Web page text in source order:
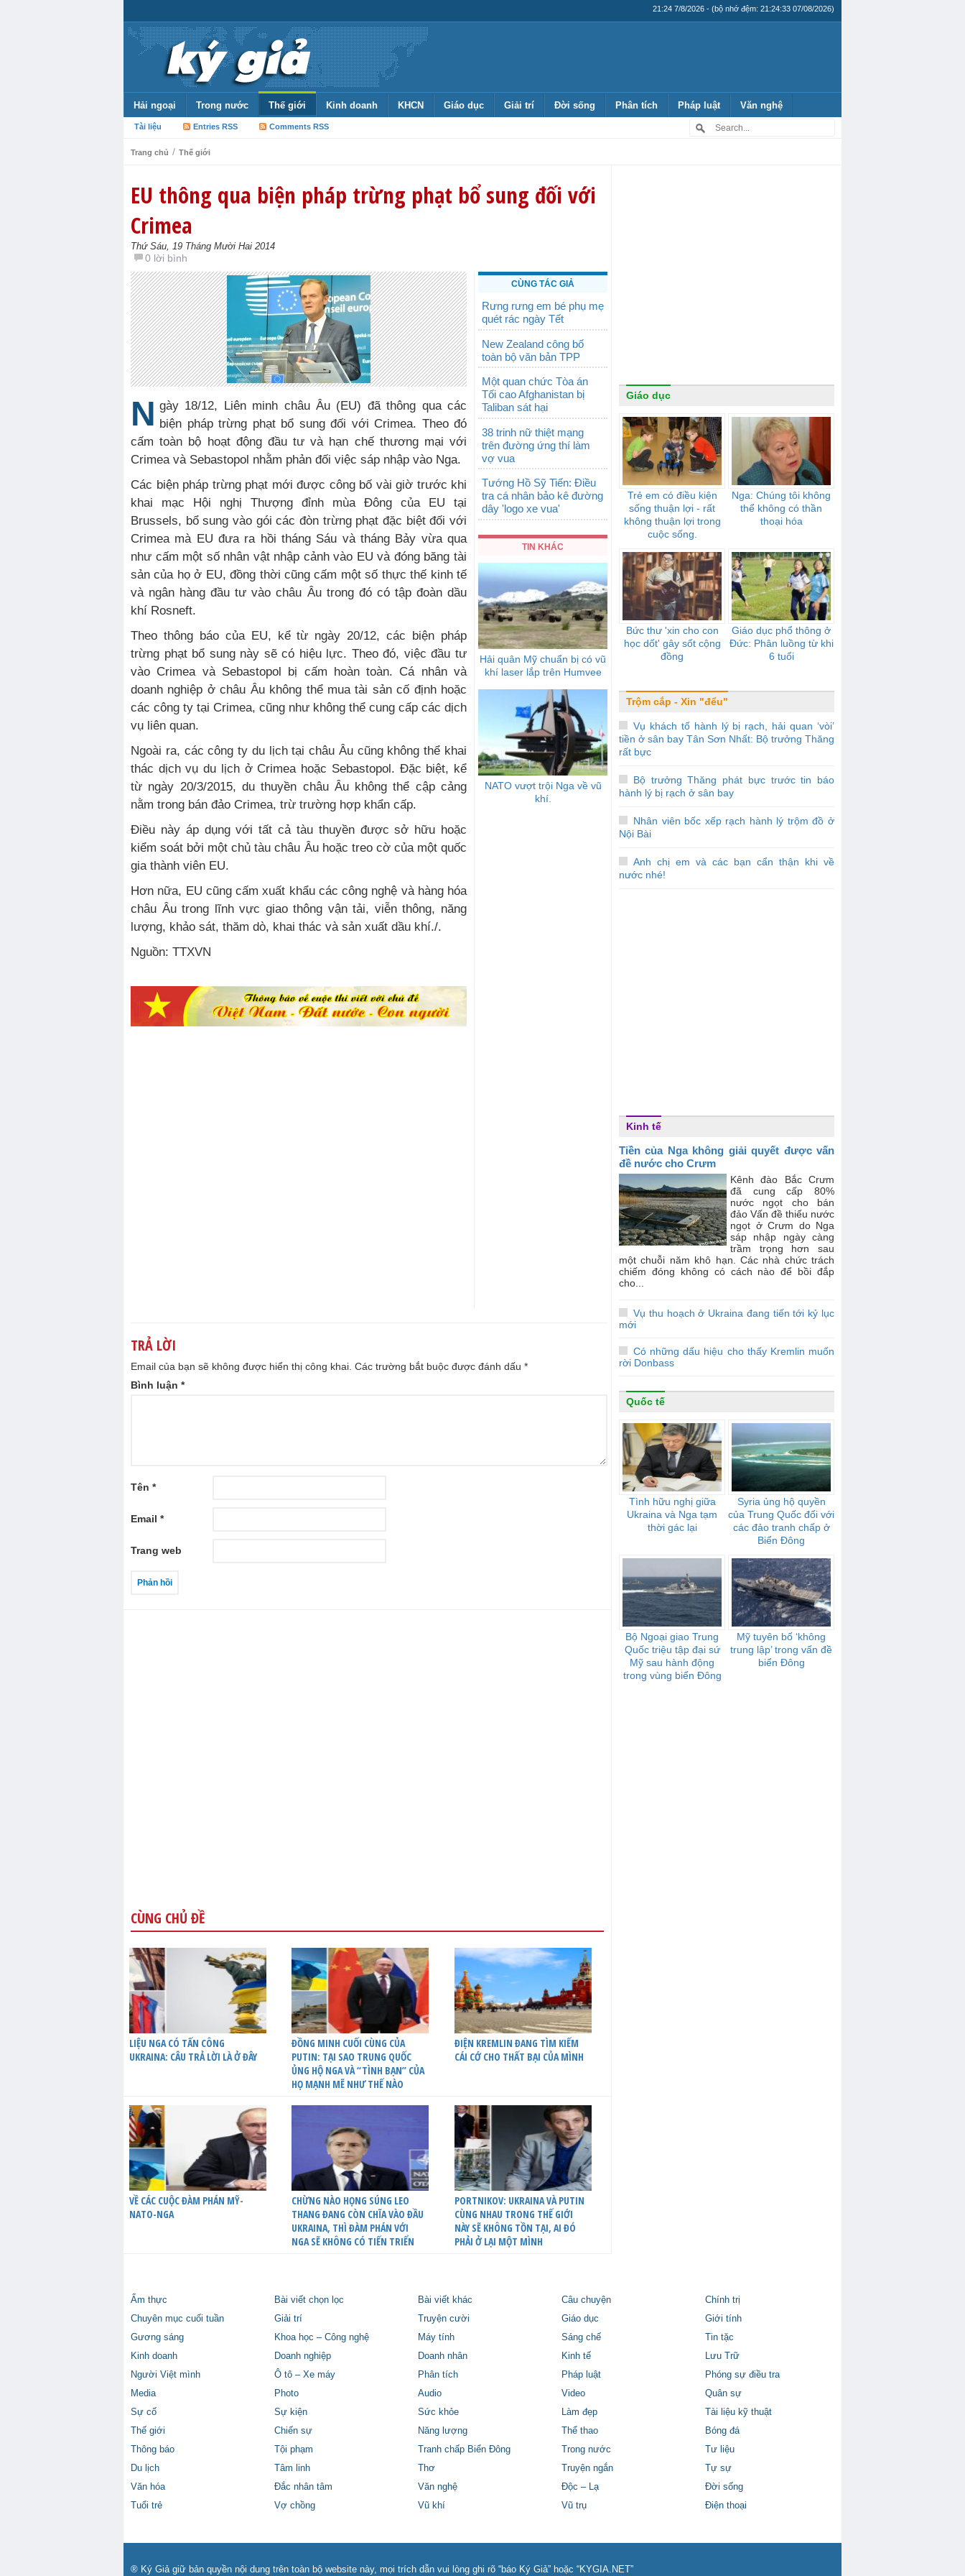
21:24 7/8/2026 - (bộ nhớ đệm: 21:24:33 07/08/2026)
Hải ngoại Trong nước Thế giới Kinh doanh KHCN Giáo dục Giải trí Đời sống Phân tích Pháp luật Văn nghệ
Tài liệu Entries RSS Comments RSS
Trang chủ / Thế giới
EU thông qua biện pháp trừng phạt bổ sung đối với
Crimea
Thứ Sáu, 19 Tháng Mười Hai 2014
0 lời bình
N gày 18/12, Liên minh châu Âu (EU) đã thông qua các
biện pháp trừng phạt bổ sung đối với Crimea. Theo đó
cấm toàn bộ hoạt động đầu tư và hạn chế thương mại với
Crimea và Sebastopol nhằm phản đối việc sáp nhập vào Nga.
Các biện pháp trừng phạt mới được công bố vài giờ trước khi
khai mạc Hội nghị Thượng đỉnh mùa Đông của EU tại
Brussels, bổ sung vào gói các đòn trừng phạt đặc biệt đối với
Crimea mà EU đưa ra hồi tháng Sáu và tháng Bảy vừa qua
như cấm một số nhân vật nhập cảnh vào EU và đóng băng tài
sản của họ ở EU, đồng thời cũng cấm một số thực thế kinh tế
và ngân hàng đầu tư vào châu Âu trong đó có tập đoàn dầu
khí Rosneft.
Theo thông báo của EU, kể từ ngày 20/12, các biện pháp
trừng phạt bổ sung này sẽ có hiệu lực. Theo đó, việc đầu tư
vào Crimea và Sebastopol bị cấm hoàn toàn. Cá nhân và
doanh nghiệp ở châu Âu không thể mua tài sản cố định hoặc
các công ty tại Crimea, cũng như không thể cung cấp các dịch
vụ liên quan.
Ngoài ra, các công ty du lịch tại châu Âu cũng không thể khai
thác dịch vụ du lịch ở Crimea hoặc Sebastopol. Đặc biệt, kể
từ ngày 20/3/2015, du thuyền châu Âu không thể cập cảng
nằm trong bán đảo Crimea, trừ trường hợp khẩn cấp.
Điều này áp dụng với tất cả tàu thuyền được sở hữu hoặc
kiểm soát bởi một chủ tàu châu Âu hoặc treo cờ của một quốc
gia thành viên EU.
Hơn nữa, EU cũng cấm xuất khẩu các công nghệ và hàng hóa
châu Âu trong lĩnh vực giao thông vận tải, viễn thông, năng
lượng, khảo sát, thăm dò, khai thác và sản xuất dầu khí./.
Nguồn: TTXVN
CÙNG TÁC GIẢ
Rưng rưng em bé phụ mẹ
quét rác ngày Tết
New Zealand công bố
toàn bộ văn bản TPP
Một quan chức Tòa án
Tối cao Afghanistan bị
Taliban sát hại
38 trinh nữ thiệt mạng
trên đường ứng thí làm
vợ vua
Tướng Hồ Sỹ Tiến: Điều
tra cá nhân bảo kê đường
dây 'logo xe vua'
TIN KHÁC
Hải quân Mỹ chuẩn bị có vũ
khí laser lắp trên Humvee
NATO vượt trội Nga về vũ
khí.
TRẢ LỜI
Email của bạn sẽ không được hiển thị công khai. Các trường bắt buộc được đánh dấu *
Bình luận *
Tên *
Email *
Trang web
CÙNG CHỦ ĐỀ
LIỆU NGA CÓ TẤN CÔNG
UKRAINA: CÂU TRẢ LỜI LÀ Ở ĐÂY
ĐỒNG MINH CUỐI CÙNG CỦA
PUTIN: TẠI SAO TRUNG QUỐC
ỦNG HỘ NGA VÀ “TÌNH BẠN” CỦA
HỌ MẠNH MẼ NHƯ THẾ NÀO
ĐIỆN KREMLIN ĐANG TÌM KIẾM
CÁI CỚ CHO THẤT BẠI CỦA MÌNH
VỀ CÁC CUỘC ĐÀM PHÁN MỸ-
NATO-NGA
CHỪNG NÀO HỌNG SÚNG LEO
THANG ĐANG CÒN CHĨA VÀO ĐẦU
UKRAINA, THÌ ĐÀM PHÁN VỚI
NGA SẼ KHÔNG CÓ TIẾN TRIỂN
PORTNIKOV: UKRAINA VÀ PUTIN
CÙNG NHAU TRONG THẾ GIỚI
NÀY SẼ KHÔNG TỒN TẠI, AI ĐÓ
PHẢI Ở LẠI MỘT MÌNH
Giáo dục
Trẻ em có điều kiện
sống thuận lợi - rất
không thuận lợi trong
cuộc sống.
Nga: Chúng tôi không
thể không có thần
thoại hóa
Bức thư 'xin cho con
học dốt' gây sốt cộng
đồng
Giáo dục phổ thông ở
Đức: Phân luồng từ khi
6 tuổi
Trộm cắp - Xin "đểu"
Vụ khách tố hành lý bị rạch, hải quan ‘vòi’
tiền ở sân bay Tân Sơn Nhất: Bộ trưởng Thăng
rất bực
Bộ trưởng Thăng phát bực trước tin báo
hành lý bị rạch ở sân bay
Nhân viên bốc xếp rạch hành lý trộm đồ ở
Nội Bài
Anh chị em và các bạn cẩn thận khi về
nước nhé!
Kinh tế
Tiền của Nga không giải quyết được vấn
đề nước cho Crưm
Kênh đào Bắc Crưm
đã cung cấp 80%
nước ngọt cho bán
đảo Vấn đề thiếu nước
ngọt ở Crưm do Nga
sáp nhập ngày càng
trầm trọng hơn sau
một chuỗi năm khô hạn. Các nhà chức trách
chiếm đóng không có cách nào để bồi đắp
cho...
Vụ thu hoạch ở Ukraina đang tiến tới kỷ lục
mới
Có những dấu hiệu cho thấy Kremlin muốn
rời Donbass
Quốc tế
Tình hữu nghị giữa
Ukraina và Nga tạm
thời gác lại
Syria ủng hộ quyền
của Trung Quốc đối với
các đảo tranh chấp ở
Biển Đông
Bộ Ngoại giao Trung
Quốc triệu tập đại sứ
Mỹ sau hành động
trong vùng biển Đông
Mỹ tuyên bố ‘không
trung lập’ trong vấn đề
biển Đông
Ẩm thực Bài viết chọn lọc Bài viết khác Câu chuyện
Chính trị
Chuyên mục cuối tuần
Giải trí Truyện cười Giáo dục
Giới tính
Gương sáng
Khoa học – Công nghệ Máy tính Sáng chế
Tin tặc
Kinh doanh
Doanh nghiệp Doanh nhân Kinh tế
Lưu Trữ
Người Việt mình
Ô tô – Xe máy Phân tích Pháp luật
Phóng sự điều tra
Media
Photo Audio Video
Quân sự
Sự cố
Sự kiện Sức khỏe Làm đẹp
Tài liệu kỹ thuật
Thế giới
Chiến sự Năng lượng Thể thao
Bóng đá
Thông báo
Tội phạm Tranh chấp Biển Đông Trong nước
Tư liệu
Du lịch
Tâm linh Thơ Truyện ngắn
Tự sự
Văn hóa
Đắc nhân tâm Văn nghệ Độc – Lạ
Đời sống
Tuổi trẻ
Vợ chồng Vũ khí Vũ trụ Điện thoại
® Ký Giả giữ bản quyền nội dung trên toàn bộ website này, mọi trích dẫn vui lòng ghi rõ “báo Ký Giả” hoặc “KYGIA.NET”